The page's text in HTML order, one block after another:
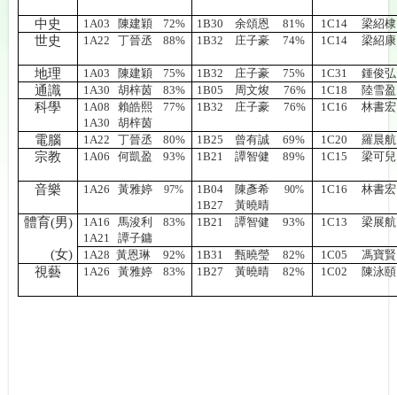
中史 1A03 陳建穎 72% 1B30 余頌恩 81% 1C14 梁紹棣
世史 1A22 丁晉丞 88% 1B32 庄子豪 74% 1C14 梁紹康
地理 1A03 陳建穎 75% 1B32 庄子豪 75% 1C31 鍾俊弘
通識 1A30 胡梓茵 83% 1B05 周文焌 76% 1C18 陸雪盈
科學
1A08
1A30
賴皓熙
胡梓茵
77% 1B32 庄子豪 76% 1C16 林書宏
電腦 1A22 丁晉丞 80% 1B25 曾有誠 69% 1C20 羅晨航
宗教 1A06 何凱盈 93% 1B21 譚智健 89% 1C15 梁可兒
音樂 1A26 黃雅婷 97%
1B04
1B27
陳彥希
黃曉晴
90% 1C16 林書宏
體育(男)
1A16
1A21
馬浚利
譚子鏞
83% 1B21 譚智健 93% 1C13 梁展航
(女) 1A28 黃恩琳 92% 1B31 甄曉瑩 82% 1C05 馮寶賢
視藝 1A26 黃雅婷 83% 1B27 黃曉晴 82% 1C02 陳泳頤